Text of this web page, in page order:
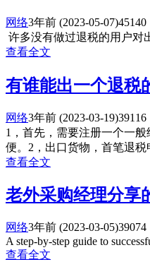
网络3年前 (2023-05-07)45140
许多没有做过退税的用户
查看全文
有谁能出一个退税
网络3年前 (2023-03-19)39116
1，首先，需要注册一个一
便。2，出口货物，首笔退
查看全文
老外采购经理分享
网络3年前 (2023-03-05)39074
A step-by-step guide to
查看全文